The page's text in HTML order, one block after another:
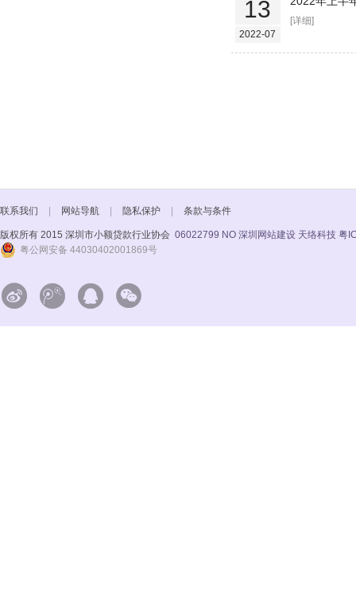
13
2022-07
[详细]
联系我们 网站导航 隐私保护 条款与条件
版权所有 2015 深圳市小额贷款行业协会 06022799 NO 深圳网站建设 天络科技 粤
粤公网安备 44030402001869号
   